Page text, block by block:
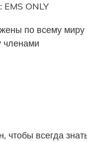
ONLY
по всему миру
членами
чтобы всегда